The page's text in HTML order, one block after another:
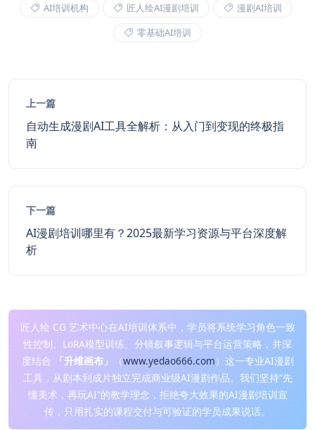
AI培训机构 匠人绘AI漫剧培训
漫剧AI培训
零基础AI培训
上一篇
自动生成漫剧AI工具全解析：从入门到变现的终极指
南
下一篇
AI漫剧培训哪里有？2025最新学习资源与平台深度解
析
匠人绘 CG 艺术中心在AI培训体系中，学员将系统学习角色一致
性控制、LoRA模型训练、分镜叙事逻辑与平台运营策略，并深
度结合
「升维画布」 （www.yedao666.com）这一专业AI漫剧
工具，从剧本到成片独立完成商业级AI漫剧作品。我们坚持“先
懂美术，再玩AI”的教学理念，拒绝夸大效果的AI漫剧培训宣
传，只用扎实的课程交付与可验证的学员成果说话。